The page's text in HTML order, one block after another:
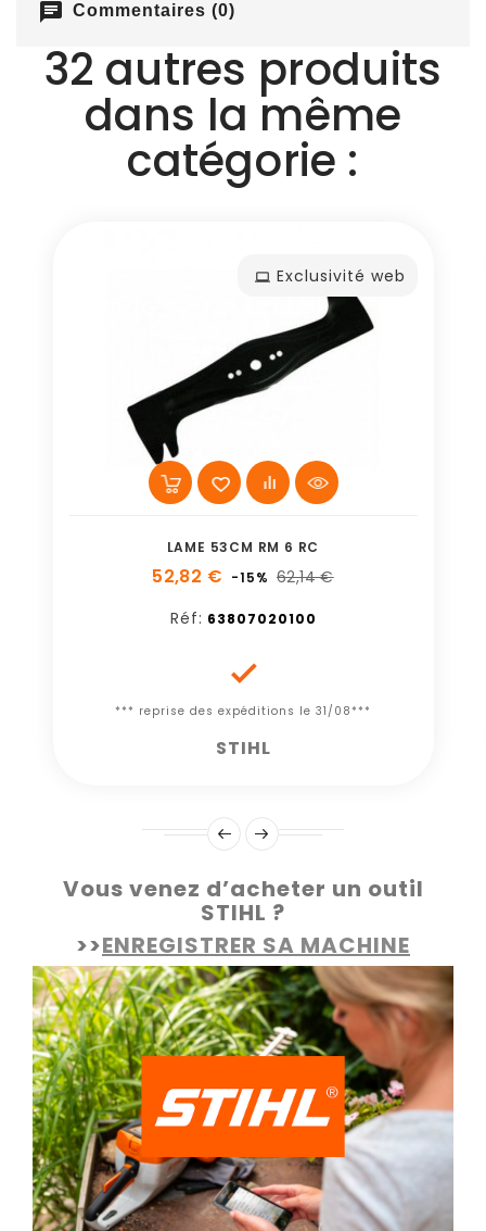
chat Commentaires (0)
32 autres produits
dans la même
catégorie :
Exclusivité web
LAME 53CM RM 6 RC
52,82 € -15% 62,14 €
Réf: 63807020100

*** reprise des expéditions le 31/08***
STIHL
Vous venez d’acheter un outil
STIHL ?
>>ENREGISTRER SA MACHINE